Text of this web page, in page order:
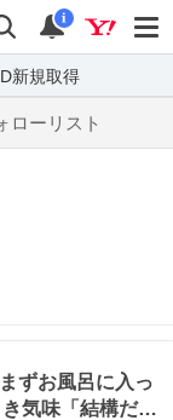
検索
通知
i
新規取得
ローリスト
ずお風呂に入っ
気味「結構だ